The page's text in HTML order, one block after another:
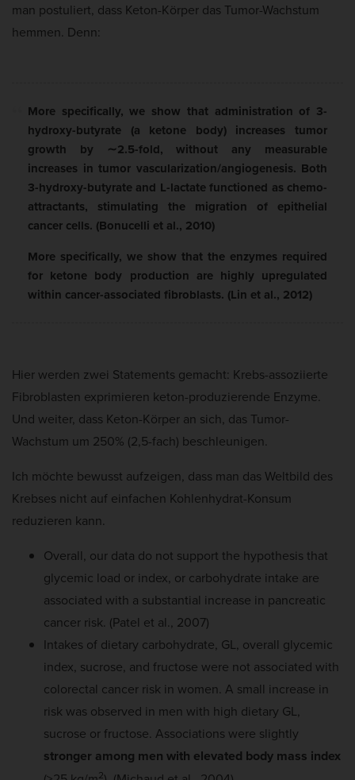
man postuliert, dass Keton-Körper das Tumor-Wachstum
hemmen. Denn:
More specifically, we show that administration of 3-
hydroxy-butyrate (a ketone body) increases tumor
growth by ∼2.5-fold, without any measurable
increases in tumor vascularization/angiogenesis. Both
3-hydroxy-butyrate and L-lactate functioned as chemo-
attractants, stimulating the migration of epithelial
cancer cells. (Bonucelli et al., 2010)
More specifically, we show that the enzymes required
for ketone body production are highly upregulated
within cancer-associated fibroblasts. (Lin et al., 2012)
Hier werden zwei Statements gemacht: Krebs-assoziierte
Fibroblasten exprimieren keton-produzierende Enzyme.
Und weiter, dass Keton-Körper an sich, das Tumor-
Wachstum um 250% (2,5-fach) beschleunigen.
Ich möchte bewusst aufzeigen, dass man das Weltbild des
Krebses nicht auf einfachen Kohlenhydrat-Konsum
reduzieren kann.
Overall, our data do not support the hypothesis that
glycemic load or index, or carbohydrate intake are
associated with a substantial increase in pancreatic
cancer risk. (Patel et al., 2007)
Intakes of dietary carbohydrate, GL, overall glycemic
index, sucrose, and fructose were not associated with
colorectal cancer risk in women. A small increase in
risk was observed in men with high dietary GL,
sucrose or fructose. Associations were slightly
stronger among men with elevated body mass index
2